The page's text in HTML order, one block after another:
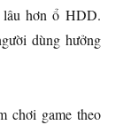
hơn ổ HDD.
dùng hưởng
chơi game theo